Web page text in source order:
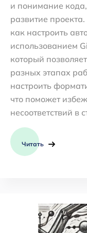
и понимание
развитие
как настроить
использованием
который
разных этапах
настроить
что поможет
несоответствий в
Читать